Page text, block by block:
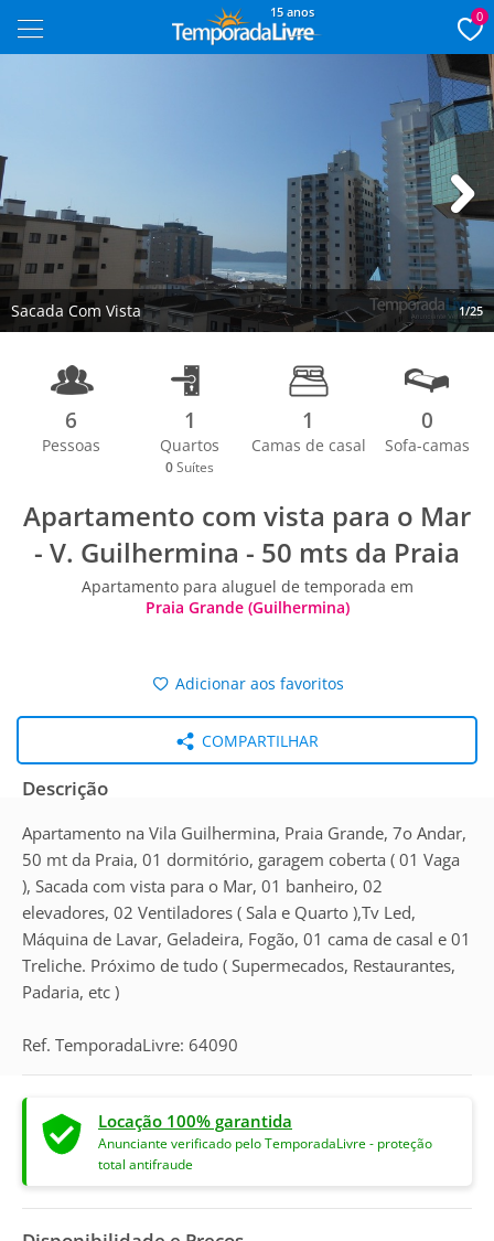
15 anos 0
Sacada Com Vista 1/25
Next
6
Pessoas
1
Quartos
0 Suítes
1
Camas de casal
0
Sofa-camas
Apartamento com vista para o Mar
- V. Guilhermina - 50 mts da Praia
Apartamento para aluguel de temporada em
Praia Grande (Guilhermina)
Adicionar aos favoritos
COMPARTILHAR
Descrição
Apartamento na Vila Guilhermina, Praia Grande, 7o Andar,
50 mt da Praia, 01 dormitório, garagem coberta ( 01 Vaga
), Sacada com vista para o Mar, 01 banheiro, 02
elevadores, 02 Ventiladores ( Sala e Quarto ),Tv Led,
Máquina de Lavar, Geladeira, Fogão, 01 cama de casal e 01
Treliche. Próximo de tudo ( Supermecados, Restaurantes,
Padaria, etc )
Ref. TemporadaLivre: 64090
Locação 100% garantida
Anunciante verificado pelo TemporadaLivre - proteção
total antifraude